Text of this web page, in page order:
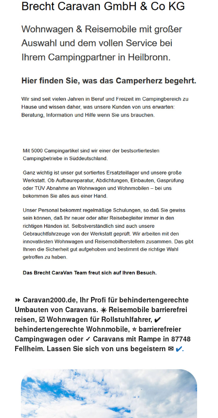
⏩ Caravan2000.de, Ihr Profi für behindertengerechte
Umbauten von Caravans. ☀️ Reisemobile barrierefrei
reisen, ☑️ Wohnwagen für Rollstuhlfahrer, ✔️
behindertengerechte Wohnmobile, ⭐ barrierefreier
Campingwagen oder ✓ Caravans mit Rampe in 87748
Fellheim. Lassen Sie sich von uns begeistern ✉ ✔️.